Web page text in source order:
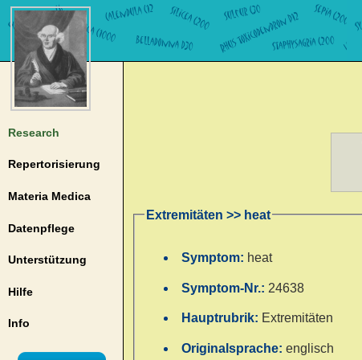
Research
Repertorisierung
Materia Medica
Datenpflege
Unterstützung
Hilfe
Info
Extremitäten >> heat
Symptom: heat
Symptom-Nr.: 24638
Hauptrubrik: Extremitäten
Originalsprache:englisch